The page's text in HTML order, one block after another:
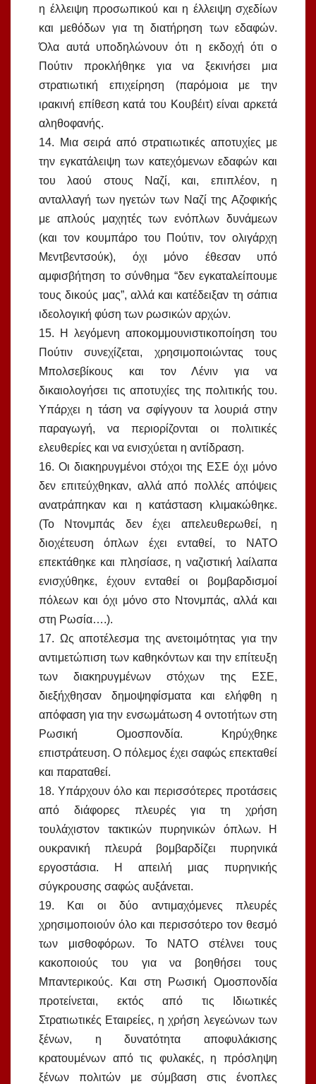
η έλλειψη προσωπικού και η έλλειψη σχεδίων
και μεθόδων για τη διατήρηση των εδαφών.
Όλα αυτά υποδηλώνουν ότι η εκδοχή ότι ο
Πούτιν προκλήθηκε για να ξεκινήσει μια
στρατιωτική επιχείρηση (παρόμοια με την
ιρακινή επίθεση κατά του Κουβέιτ) είναι αρκετά
αληθοφανής.
14. Μια σειρά από στρατιωτικές αποτυχίες με
την εγκατάλειψη των κατεχόμενων εδαφών και
του λαού στους Ναζί, και, επιπλέον, η
ανταλλαγή των ηγετών των Ναζί της Αζοφικής
με απλούς μαχητές των ενόπλων δυνάμεων
(και τον κουμπάρο του Πούτιν, τον ολιγάρχη
Μεντβεντσούκ), όχι μόνο έθεσαν υπό
αμφισβήτηση το σύνθημα “δεν εγκαταλείπουμε
τους δικούς μας”, αλλά και κατέδειξαν τη σάπια
ιδεολογική φύση των ρωσικών αρχών.
15. Η λεγόμενη αποκομμουνιστικοποίηση του
Πούτιν συνεχίζεται, χρησιμοποιώντας τους
Μπολσεβίκους και τον Λένιν για να
δικαιολογήσει τις αποτυχίες της πολιτικής του.
Υπάρχει η τάση να σφίγγουν τα λουριά στην
παραγωγή, να περιορίζονται οι πολιτικές
ελευθερίες και να ενισχύεται η αντίδραση.
16. Οι διακηρυγμένοι στόχοι της ΕΣΕ όχι μόνο
δεν επιτεύχθηκαν, αλλά από πολλές απόψεις
ανατράπηκαν και η κατάσταση κλιμακώθηκε.
(Το Ντονμπάς δεν έχει απελευθερωθεί, η
διοχέτευση όπλων έχει ενταθεί, το ΝΑΤΟ
επεκτάθηκε και πλησίασε, η ναζιστική λαίλαπα
ενισχύθηκε, έχουν ενταθεί οι βομβαρδισμοί
πόλεων και όχι μόνο στο Ντονμπάς, αλλά και
στη Ρωσία….).
17. Ως αποτέλεσμα της ανετοιμότητας για την
αντιμετώπιση των καθηκόντων και την επίτευξη
των διακηρυγμένων στόχων της ΕΣΕ,
διεξήχθησαν δημοψηφίσματα και ελήφθη η
απόφαση για την ενσωμάτωση 4 οντοτήτων στη
Ρωσική Ομοσπονδία. Κηρύχθηκε
επιστράτευση. Ο πόλεμος έχει σαφώς επεκταθεί
και παραταθεί.
18. Υπάρχουν όλο και περισσότερες προτάσεις
από διάφορες πλευρές για τη χρήση
τουλάχιστον τακτικών πυρηνικών όπλων. Η
ουκρανική πλευρά βομβαρδίζει πυρηνικά
εργοστάσια. Η απειλή μιας πυρηνικής
σύγκρουσης σαφώς αυξάνεται.
19. Και οι δύο αντιμαχόμενες πλευρές
χρησιμοποιούν όλο και περισσότερο τον θεσμό
των μισθοφόρων. Το ΝΑΤΟ στέλνει τους
κακοποιούς του για να βοηθήσει τους
Μπαντερικούς. Και στη Ρωσική Ομοσπονδία
προτείνεται, εκτός από τις Ιδιωτικές
Στρατιωτικές Εταιρείες, η χρήση λεγεώνων των
ξένων, η δυνατότητα αποφυλάκισης
κρατουμένων από τις φυλακές, η πρόσληψη
ξένων πολιτών με σύμβαση στις ένοπλες